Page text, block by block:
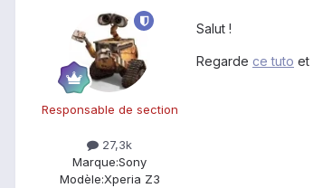
Responsable de section
27,3k
Marque:Sony
Modèle:Xperia Z3
Salut !
Regarde ce tuto et